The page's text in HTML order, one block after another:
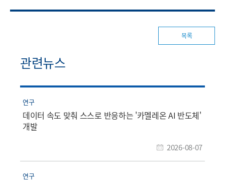
목록
관련뉴스
연구
데이터 속도 맞춰 스스로 반응하는 '카멜레온 AI 반도체'
개발
2026-08-07
연구